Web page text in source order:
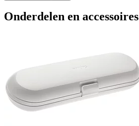
Onderdelen en accessoires